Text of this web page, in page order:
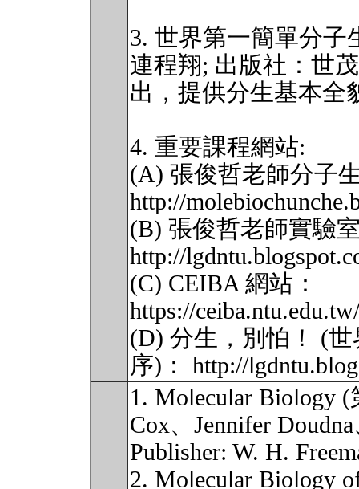
3. 世界第一簡單分子
連程翔; 出版社：世
出，提供分生基本全
4. 重要課程網站:
(A) 張俊哲老師分子
http://
(B) 張俊哲老師實驗
http://
(C) CEIBA 網站：
https://
(D) 分生，別怕！ (
序)： http://
1. Molecular Biology
Cox、Jennifer
Publisher: W. H.
2. Molecular Biology